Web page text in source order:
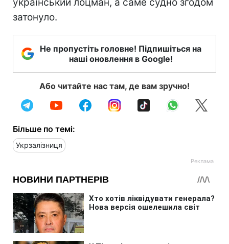
затонуло.
Не пропустіть головне! Підпишіться на
наші оновлення в Google!
Або читайте нас там, де вам зручно!
Більше по темі:
Укрзалізниця